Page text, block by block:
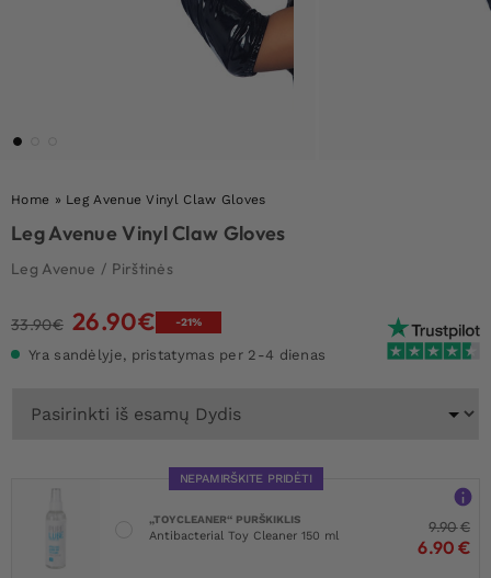
Home » Leg Avenue Vinyl Claw Gloves
Leg Avenue Vinyl Claw Gloves
Leg Avenue / Pirštinės
33.90€ Original
was:
26.90€Current
-21%
Yra sandėlyje, pristatymas per 2-4 dienas
NEPAMIRŠKITE PRIDĖTI
„TOYCLEANER“ PURŠKIKLIS
Antibacterial Toy Cleaner 150 ml
9.90€
6.90 €